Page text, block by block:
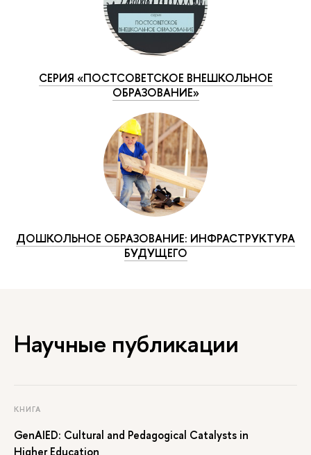
СЕРИЯ «ПОСТСОВЕТСКОЕ ВНЕШКОЛЬНОЕ
ОБРАЗОВАНИЕ»
ДОШКОЛЬНОЕ ОБРАЗОВАНИЕ: ИНФРАСТРУКТУРА
БУДУЩЕГО
Научные публикации
КНИГА
GenAIED: Cultural and Pedagogical Catalysts in
Higher Education